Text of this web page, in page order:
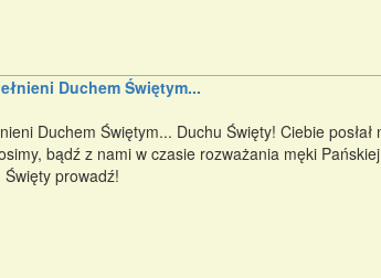
Duchem Świętym...
Duchem Świętym... Duchu Święty! Ciebie
bądź z nami w czasie rozważania męki
prowadź!